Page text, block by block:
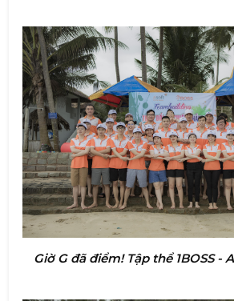
Giờ G đã điểm! Tập thể 1BOSS -